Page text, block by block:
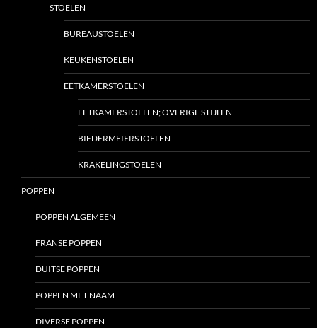
STOELEN
BUREAUSTOELEN
KEUKENSTOELEN
EETKAMERSTOELEN
EETKAMERSTOELEN; OVERIGE STIJLEN
BIEDERMEIERSTOELEN
KRAKELINGSTOELEN
POPPEN
POPPEN ALGEMEEN
FRANSE POPPEN
DUITSE POPPEN
POPPEN MET NAAM
DIVERSE POPPEN